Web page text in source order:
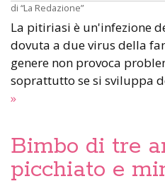
di “La Redazione”
La pitiriasi è un'infezione
dovuta a due virus della
genere non provoca
soprattutto se si sviluppa
»
Bimbo di tre
picchiato e